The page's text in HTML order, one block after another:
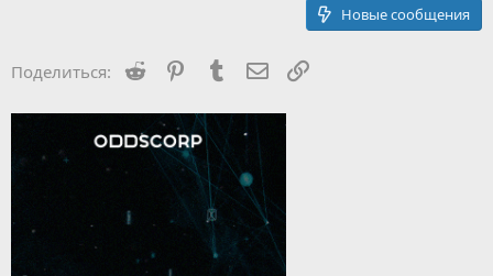
Новые сообщения
Поделиться: Reddit PinterestTumblr Электронная почта